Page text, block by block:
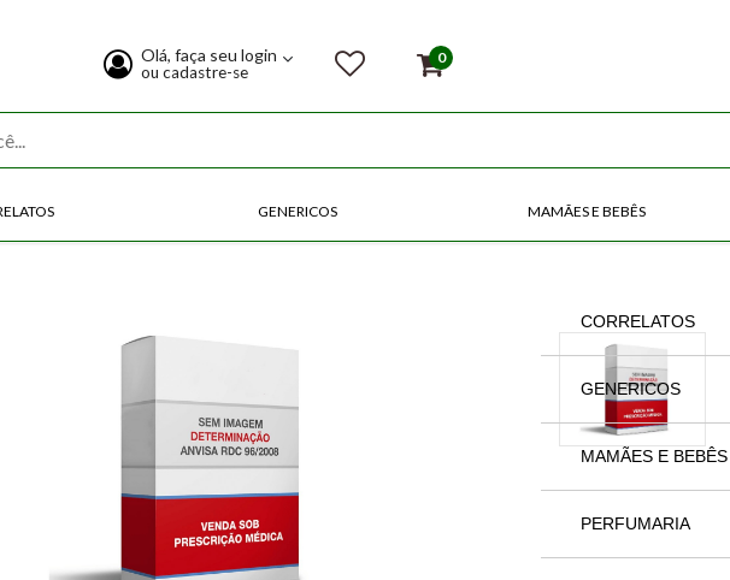
Olá, faça seu login
ou cadastre-se
0
GENERICOS MAMÃES E BEBÊS
CORRELATOS
GENERICOS
MAMÃES E BEBÊS
PERFUMARIA